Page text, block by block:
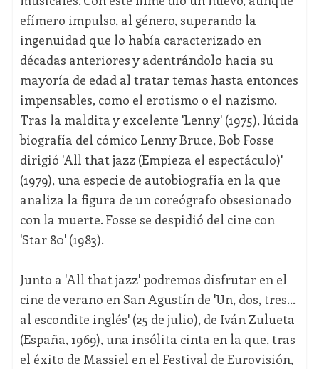
efímero impulso, al género, superando la
ingenuidad que lo había caracterizado en
décadas anteriores y adentrándolo hacia su
mayoría de edad al tratar temas hasta entonces
impensables, como el erotismo o el nazismo.
Tras la maldita y excelente 'Lenny' (1975), lúcida
biografía del cómico Lenny Bruce, Bob Fosse
dirigió 'All that jazz (Empieza el espectáculo)'
(1979), una especie de autobiografía en la que
analiza la figura de un coreógrafo obsesionado
con la muerte. Fosse se despidió del cine con
'Star 80' (1983).
Junto a 'All that jazz' podremos disfrutar en el
cine de verano en San Agustín de 'Un, dos, tres…
al escondite inglés' (25 de julio), de Iván Zulueta
(España, 1969), una insólita cinta en la que, tras
el éxito de Massiel en el Festival de Eurovisión,